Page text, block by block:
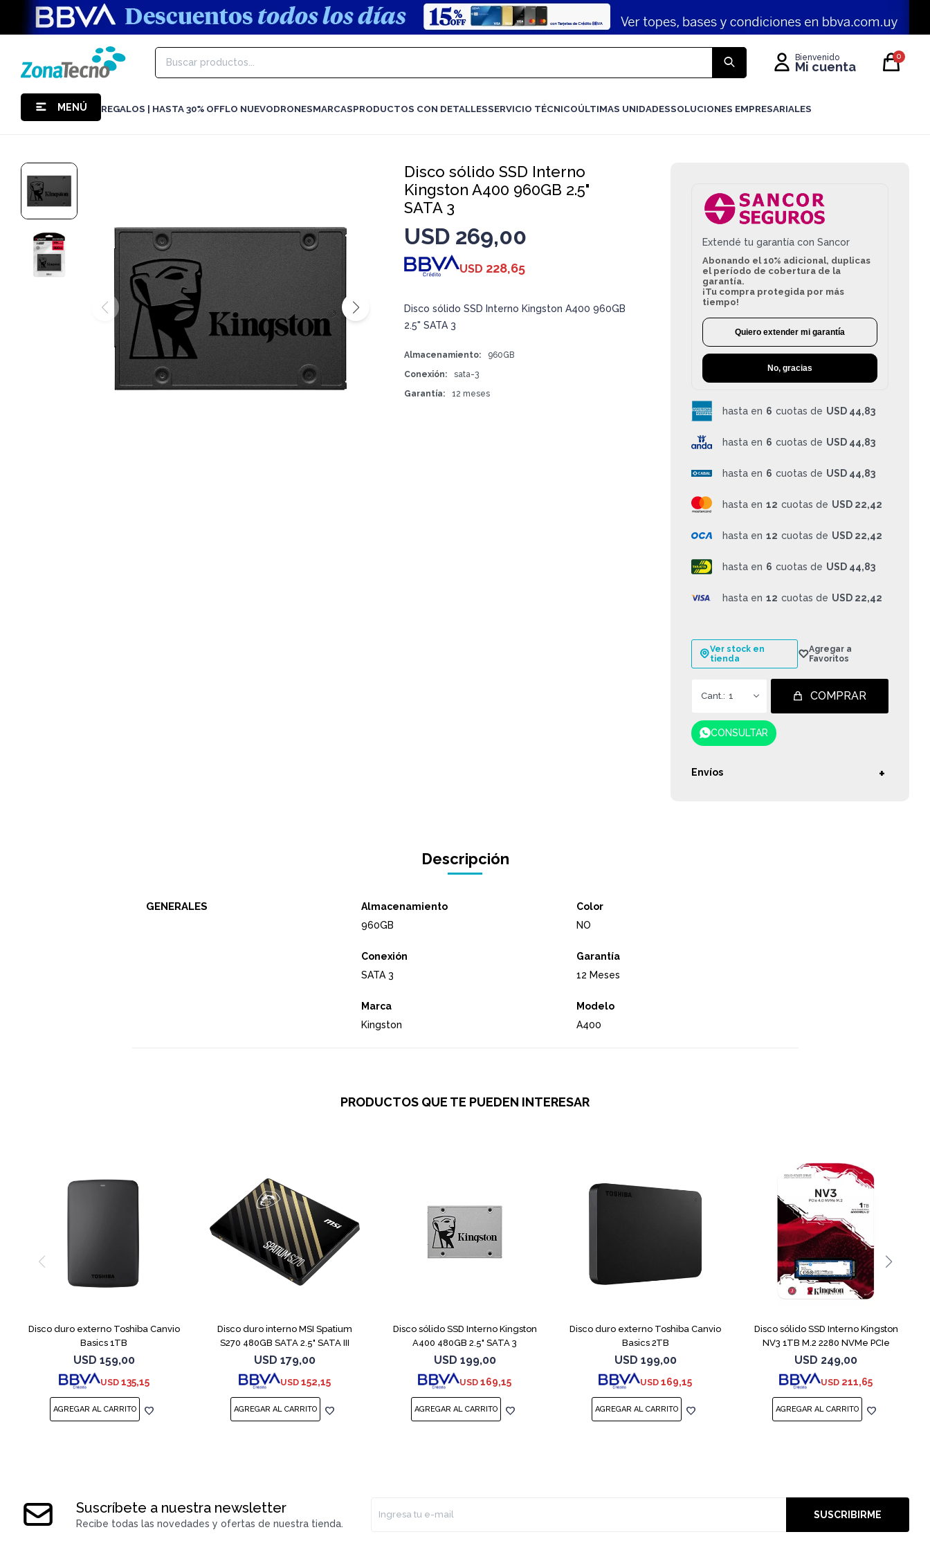
MENÚ REGALOS | HASTA 30% OFFLO NUEVODRONESMARCASPRODUCTOS CON DETALLESSERVICIO TÉCNICOÚLTIMAS UNIDADESSOLUCIONES EMPRESARIALES
0
Disco sólido SSD Interno
Kingston A400 960GB 2.5"
SATA 3
USD 269,00
USD 228,65
Disco sólido SSD Interno Kingston A400 960GB
2.5" SATA 3
Almacenamiento
960GB
Conexión
sata-3
Garantía
12 meses
Extendé tu garantía con Sancor
Abonando el 10% adicional, duplicas
el período de cobertura de la
garantía.
¡Tu compra protegida por más
tiempo!
Quiero extender mi garantía
No, gracias
hasta en 6 cuotas de USD 44,83
hasta en 6 cuotas de USD 44,83
hasta en 6 cuotas de USD 44,83
hasta en 12 cuotas de USD 22,42
hasta en 12 cuotas de USD 22,42
hasta en 6 cuotas de USD 44,83
hasta en 12 cuotas de USD 22,42
Ver stock en
tienda
1 COMPRAR
CONSULTAR
Envíos
Descripción
GENERALES
Almacenamiento
960GB
Color
NO
Conexión
SATA 3
Garantía
12 Meses
Marca
Kingston
Modelo
A400
PRODUCTOS QUE TE PUEDEN INTERESAR
Disco duro externo Toshiba Canvio
Basics 1TB
USD 159,00
USD 135,15
Disco duro interno MSI Spatium
S270 480GB SATA 2.5" SATA III
USD 179,00
USD 152,15
Disco sólido SSD Interno Kingston
A400 480GB 2.5" SATA 3
USD 199,00
USD 169,15
Disco duro externo Toshiba Canvio
Basics 2TB
USD 199,00
USD 169,15
Disco sólido SSD Interno Kingston
NV3 1TB M.2 2280 NVMe PCIe
USD 249,00
USD 211,65
Suscríbete a nuestra newsletter
Recibe todas las novedades y ofertas de nuestra tienda.
SUSCRIBIRME